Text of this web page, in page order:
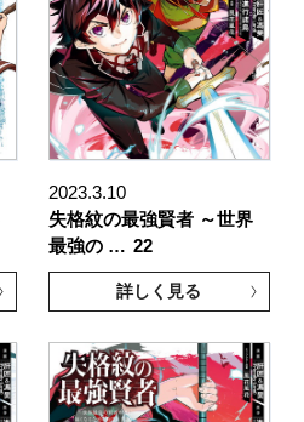
2023.3.10
失格紋の最強賢者 ～世界
最強の … 22
詳しく見る